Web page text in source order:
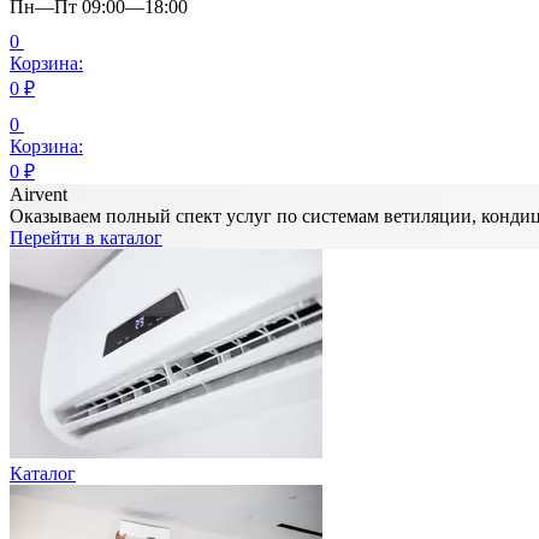
Пн—Пт 09:00—18:00
0
Корзина:
0 ₽
0
Корзина:
0 ₽
Airvent
Оказываем полный спект услуг по системам ветиляции,
Перейти в каталог
Каталог